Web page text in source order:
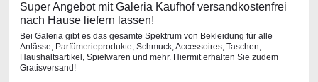
Super Angebot mit Galeria Kaufhof versandkostenfrei
nach Hause liefern lassen!
Bei Galeria gibt es das gesamte Spektrum von Bekleidung für alle
Anlässe, Parfümerieprodukte, Schmuck, Accessoires, Taschen,
Haushaltsartikel, Spielwaren und mehr. Hiermit erhalten Sie zudem
Gratisversand!